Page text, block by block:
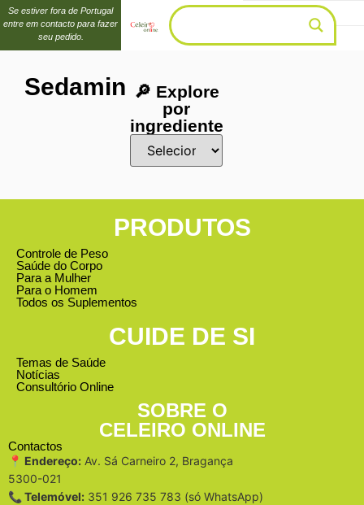
Se estiver fora de Portugal
entre em contacto para fazer
seu pedido.
Sedamin 🔎 Explore
por
ingrediente
PRODUTOS
Controle de Peso
Saúde do Corpo
Para a Mulher
Para o Homem
Todos os Suplementos
CUIDE DE SI
Temas de Saúde
Notícias
Consultório Online
SOBRE O
CELEIRO ONLINE
Contactos
📍 Endereço: Av. Sá Carneiro 2, Bragança
5300-021
📞 Telemóvel: 351 926 735 783 (só WhatsApp)